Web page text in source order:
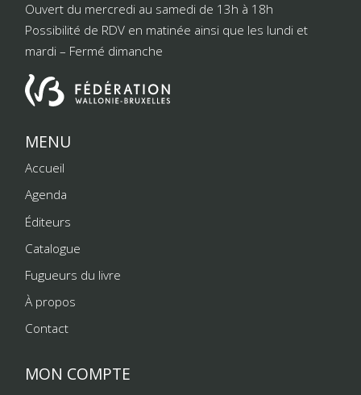
Ouvert du mercredi au samedi de 13h à 18h
Possibilité de RDV en matinée ainsi que les lundi et
mardi – Fermé dimanche
MENU
Accueil
Agenda
Éditeurs
Catalogue
Fugueurs du livre
À propos
Contact
MON COMPTE